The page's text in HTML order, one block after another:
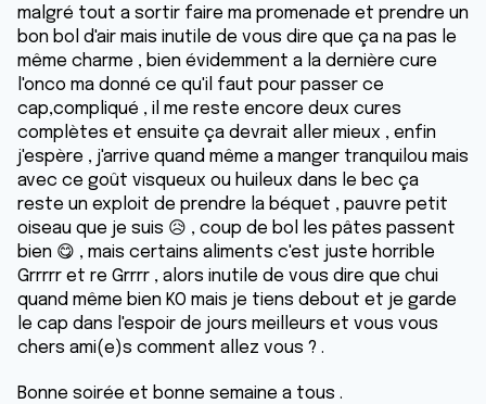
malgré tout a sortir faire ma promenade et prendre un
bon bol d'air mais inutile de vous dire que ça na pas le
même charme , bien évidemment a la dernière cure
l'onco ma donné ce qu'il faut pour passer ce
cap,compliqué , il me reste encore deux cures
complètes et ensuite ça devrait aller mieux , enfin
j'espère , j'arrive quand même a manger tranquilou mais
avec ce goût visqueux ou huileux dans le bec ça
reste un exploit de prendre la béquet , pauvre petit
oiseau que je suis 😥 , coup de bol les pâtes passent
bien 😋 , mais certains aliments c'est juste horrible
Grrrrr et re Grrrr , alors inutile de vous dire que chui
quand même bien KO mais je tiens debout et je garde
le cap dans l'espoir de jours meilleurs et vous vous
chers ami(e)s comment allez vous ? .
Bonne soirée et bonne semaine a tous .